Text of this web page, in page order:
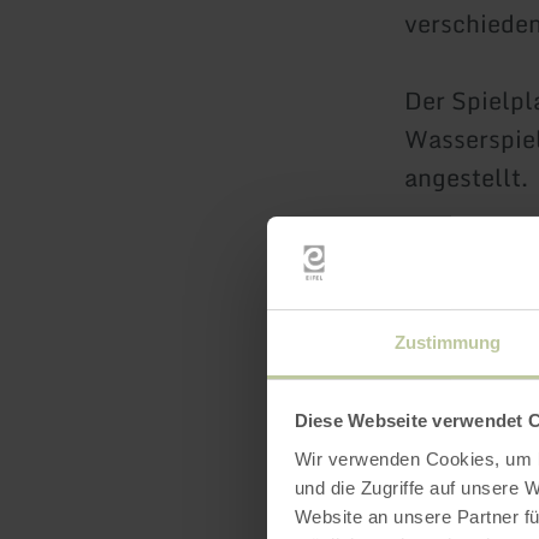
Zustimmung
Diese Webseite verwendet
Wir verwenden Cookies,
und die Zugriffe auf unsere
Website an unsere Partner
Der
angestellt.
Neben
Verweilen
Über die
man den
der Luft
zwei